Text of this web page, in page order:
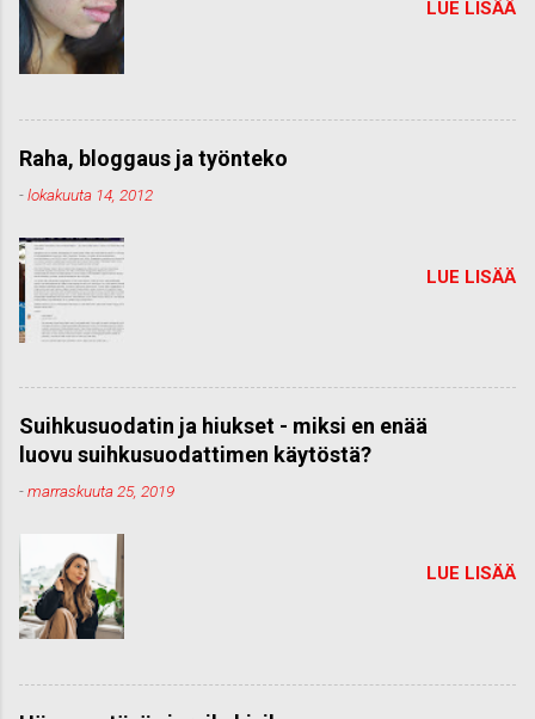
LUE LISÄÄ
Raha, bloggaus ja työnteko
-lokakuuta 14, 2012
LUE LISÄÄ
Suihkusuodatin ja hiukset - miksi en enää
luovu suihkusuodattimen käytöstä?
-marraskuuta 25, 2019
LUE LISÄÄ